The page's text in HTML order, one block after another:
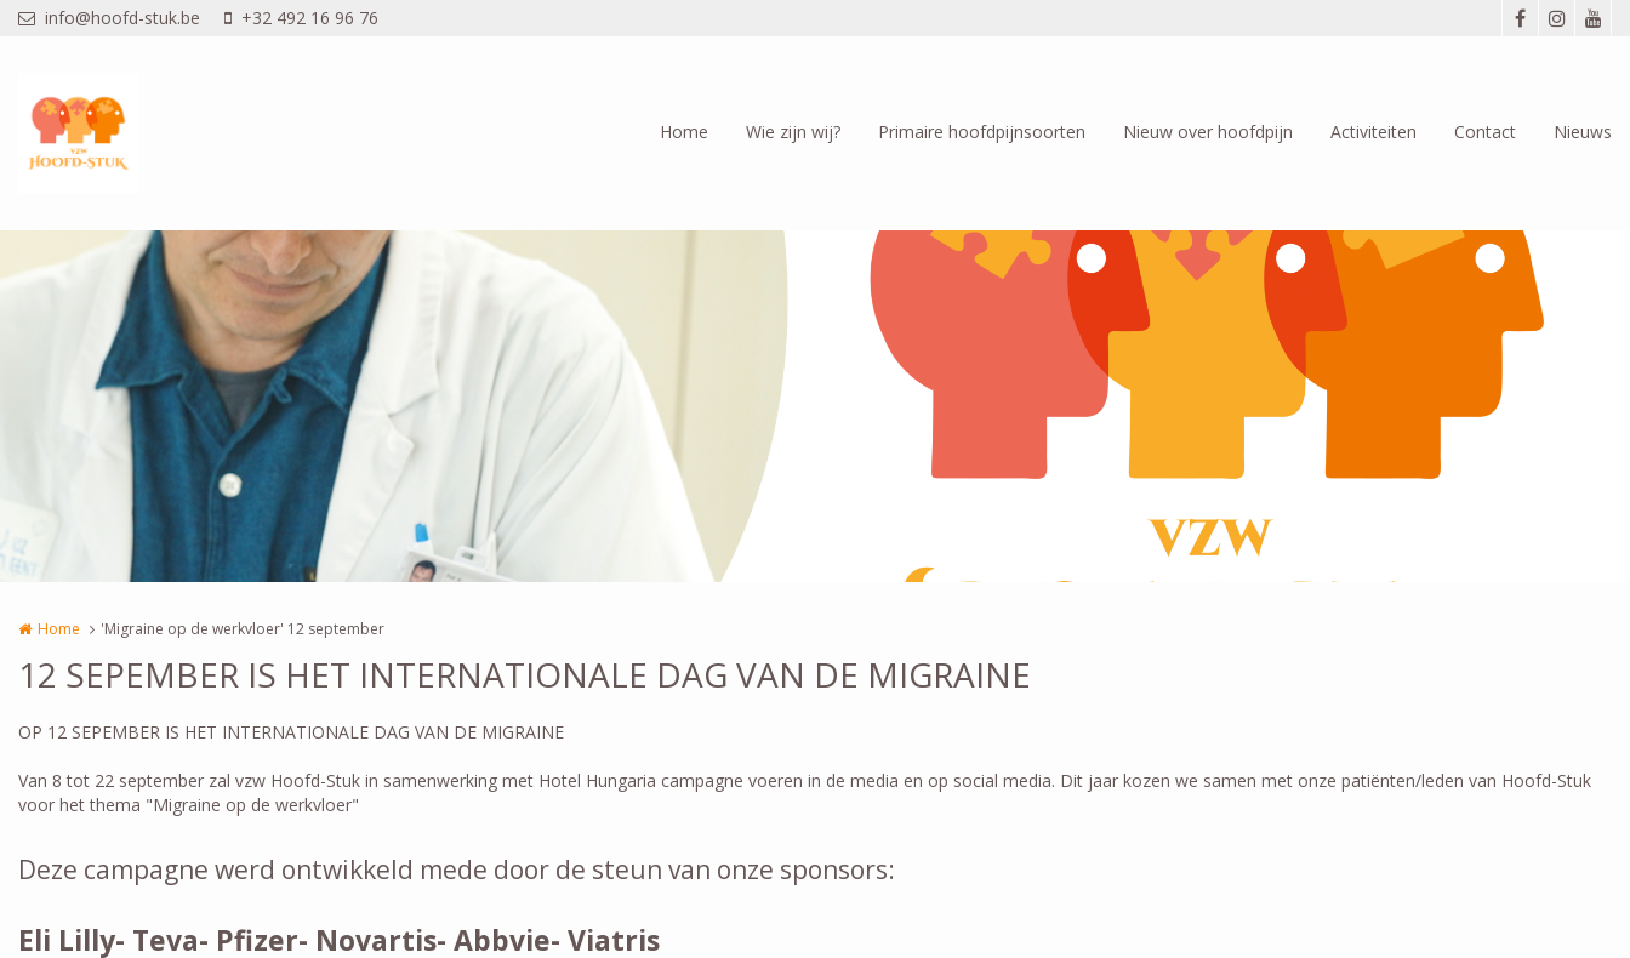
Overslaan en naar de inhoud gaan
info@hoofd-stuk.be +32 492 16 96 76
Home Wie zijn wij? Primaire hoofdpijnsoorten Nieuw over hoofdpijn Activiteiten Contact Nieuws
Home 'Migraine op de werkvloer' 12 september
12 SEPEMBER IS HET INTERNATIONALE DAG VAN DE MIGRAINE
OP 12 SEPEMBER IS HET INTERNATIONALE DAG VAN DE MIGRAINE
Van 8 tot 22 september zal vzw Hoofd-Stuk in samenwerking met Hotel Hungaria campagne voeren in de media en op social media. Dit jaar kozen we samen met onze patiënten/leden van Hoofd-Stuk
voor het thema "Migraine op de werkvloer"
Deze campagne werd ontwikkeld mede door de steun van onze sponsors:
Eli Lilly- Teva- Pfizer- Novartis- Abbvie- Viatris